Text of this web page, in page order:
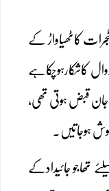
کاٹھیاواڑ کے
کاشکارہوچکاہے
جان قبض ہوتی تھی،
ہوجاتیں۔
تھاجو جائیدادکے